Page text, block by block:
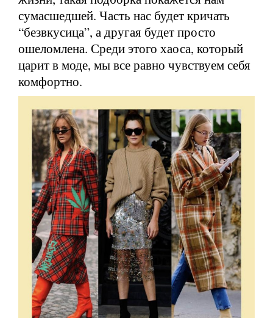
сумасшедшей. Часть нас будет кричать
“безвкусица”, а другая будет просто
ошеломлена. Среди этого хаоса, который
царит в моде, мы все равно чувствуем себя
комфортно.